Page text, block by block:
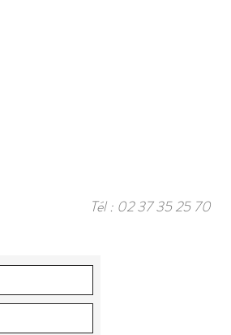
Tél : 02 37 35 25 70